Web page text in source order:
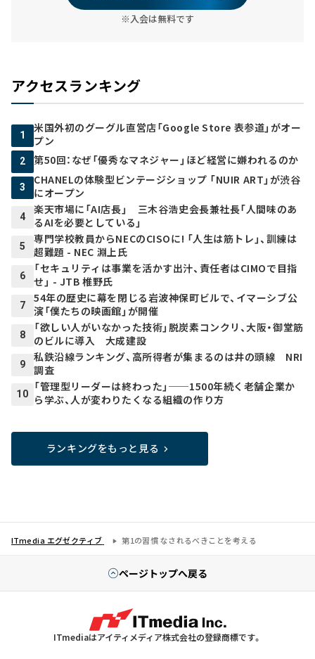
※入会は無料です
アクセスランキング
1
米国外初のグーグル直営店「Google Store 表参道」がオー
プン
2 第50回：なぜ「優秀なマネジャー」ほど経営に嫌われるのか
3
CHANELの体験型ビンテージショップ 「NUIR ART」が渋谷
にオープン
4
楽天市場に「AI店長」 三木谷浩史会長兼社長「人間味のあ
るAIを必要としている」
5
専門学校教員からNECのCISOに! 「人生は筋トレ」、訓練は
超難題 - NEC 淵上氏
6
「セキュリティは事業を活かす出汁、責任者はCIMOで目指
せ」 - JTB 椎野氏
7
54年の歴史に幕を閉じる岩波神保町ビルで、イマーシブ公
演「僕たちの映画館」が開催
8
「欲しい人がいなかった技術」脱炭素コンクリ、大阪・御堂筋
のビルに導入 大成建設
9
私鉄沿線ランキング、高所得者が集まるのは井の頭線 NRI
調査
10
「管理型リーダーは終わった」──1500年続く老舗企業か
ら学ぶ、人が変わりたくなる組織の作り方
ランキングをもっと見る
ITmedia エグゼクティブ 第1の習慣 なされるべきことを考える
ページトップへ戻る
ITmediaはアイティメディア株式会社の登録商標です。